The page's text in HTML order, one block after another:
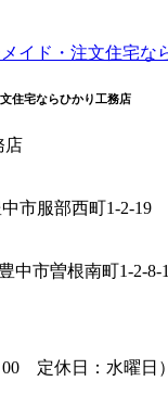
住宅ならひかり工務店
店
市服部西町1-2-19
中市曽根南町1-2-8-1
定休日：水曜日）